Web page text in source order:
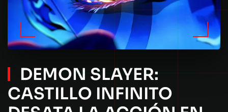
DEMON SLAYER:
CASTILLO INFINITO